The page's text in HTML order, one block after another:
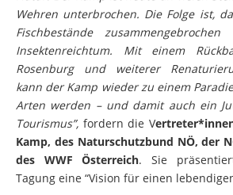
Wehren unterbrochen. Die Folge ist,
Fischbestände
Insektenreichtum. Mit einem
Rosenburg und weiterer
kann der Kamp wieder zu einem
Arten werden – und damit auch ein
Tourismus”, fordern die V
Kamp, des Naturschutzbund NÖ, der
des WWF Österreich. Sie
Tagung eine “Vision für einen